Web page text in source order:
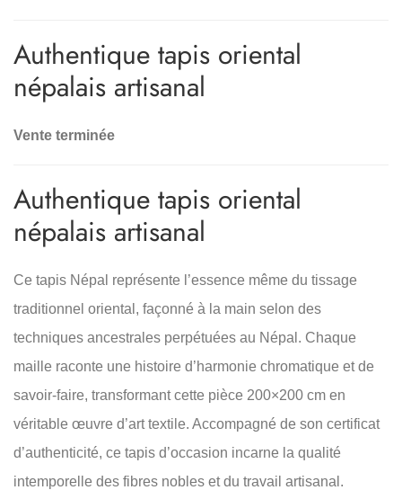
Authentique tapis oriental
népalais artisanal
Vente terminée
Authentique tapis oriental
népalais artisanal
Ce tapis Népal représente l’essence même du tissage
traditionnel oriental, façonné à la main selon des
techniques ancestrales perpétuées au Népal. Chaque
maille raconte une histoire d’harmonie chromatique et de
savoir-faire, transformant cette pièce 200×200 cm en
véritable œuvre d’art textile. Accompagné de son certificat
d’authenticité, ce tapis d’occasion incarne la qualité
intemporelle des fibres nobles et du travail artisanal.